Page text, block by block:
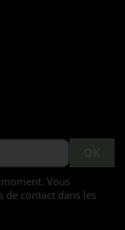
Vous
contact dans les